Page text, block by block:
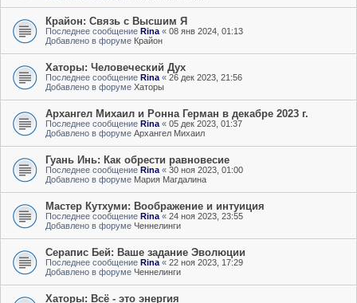
Крайон: Связь с Высшим Я
Последнее сообщение Rina « 08 янв 2024, 01:13
Добавлено в форуме Крайон
Хаторы: Человеческий Дух
Последнее сообщение Rina « 26 дек 2023, 21:56
Добавлено в форуме Хаторы
Архангел Михаил и Ронна Герман в декабре 2023 г.
Последнее сообщение Rina « 05 дек 2023, 01:37
Добавлено в форуме Архангел Михаил
Гуань Инь: Как обрести равновесие
Последнее сообщение Rina « 30 ноя 2023, 01:00
Добавлено в форуме Мария Магдалина
Мастер Кутхуми: Воображение и интуиция
Последнее сообщение Rina « 24 ноя 2023, 23:55
Добавлено в форуме Ченнелинги
Серапис Бей: Ваше задание Эволюции
Последнее сообщение Rina « 22 ноя 2023, 17:29
Добавлено в форуме Ченнелинги
Хаторы: Всё - это энергия